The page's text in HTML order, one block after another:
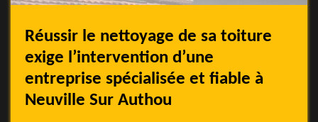
Réussir le nettoyage de sa toiture
exige l’intervention d’une
entreprise spécialisée et fiable à
Neuville Sur Authou